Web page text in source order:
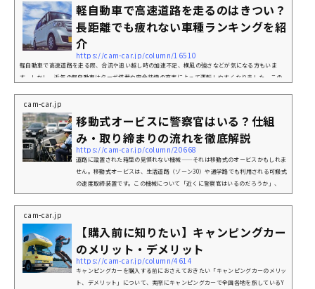
する際の基本知識や注意点、長距離移動を少しでも快適にするコツにつ...
軽自動車で高速道路を走るのはきつい？
長距離でも疲れない車種ランキングを紹
介
https://cam-car.jp/column/16510
軽自動車で高速道路を走る際、合流や追い越し時の加速不足、横風の強さなどが気になる方もいま
す。しかし、近年の軽自動車はターボ搭載や安全装備の充実によって運転しやすくなりました。この
します。これから軽自動車を購入予定の方は、ぜひ参考にしてください。軽自動車で高速道路を走る
のがきついと言われる理由軽自動車は高速道路を走りにくいと思われる方がいるのには、軽自動車特
有の理由があります。軽自動車の購入を検討している...
cam-car.jp
移動式オービスに警察官はいる？仕組
み・取り締まりの流れを徹底解説
https://cam-car.jp/column/20668
道路に設置された箱型の見慣れない機械——それは移動式のオービスかもしれま
せん。移動式オービスは、生活道路（ゾーン30）や通学路でも利用される可搬式
の速度取締装置です。この機械について「近くに警察官はいるのだろうか」、
「もし撮影されたらどうなるの」と疑問をもった人もいるのではないでしょう
か。この記事では、移動式オービスの仕組みや警察官の有無、取り締まりの流れ
ライン移動式オービスは、近年全国で導入が進んでいる持ち運び式の速度取締...
cam-car.jp
【購入前に知りたい】キャンピングカー
のメリット・デメリット
https://cam-car.jp/column/4614
キャンピングカーを購入する前におさえておきたい「キャンピングカーのメリッ
ト、デメリット」について、実際にキャンピングカーで全国各地を旅しているY